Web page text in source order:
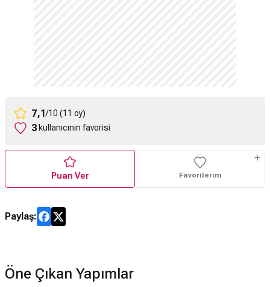
7,1/10 (11 oy)
3 kullanıcının favorisi
Puan Ver Favorilerim
Paylaş:
Öne Çıkan Yapımlar